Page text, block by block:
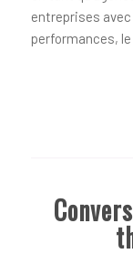
entreprises avec
performances,